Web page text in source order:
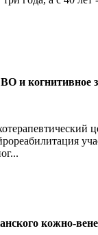
и когнитивное
кожно-